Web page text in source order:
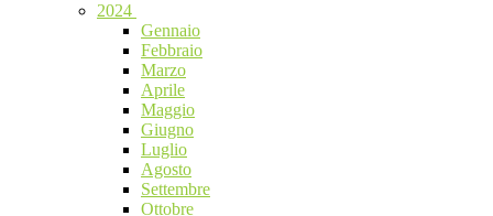
2024
Gennaio
Febbraio
Marzo
Aprile
Maggio
Giugno
Luglio
Agosto
Settembre
Ottobre